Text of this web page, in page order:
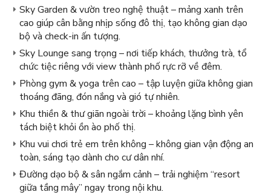
Sky Garden & vườn treo nghệ thuật – mảng xanh trên
cao giúp cân bằng nhịp sống đô thị, tạo không gian dạo
bộ và check-in ấn tượng.
Sky Lounge sang trọng – nơi tiếp khách, thưởng trà, tổ
chức tiệc riêng với view thành phố rực rỡ về đêm.
Phòng gym & yoga trên cao – tập luyện giữa không gian
thoáng đãng, đón nắng và gió tự nhiên.
Khu thiền & thư giãn ngoài trời – khoảng lặng bình yên
tách biệt khỏi ồn ào phố thị.
Khu vui chơi trẻ em trên không – không gian vận động an
toàn, sáng tạo dành cho cư dân nhí.
Đường dạo bộ & sân ngắm cảnh – trải nghiệm “resort
giữa tầng mây” ngay trong nội khu.